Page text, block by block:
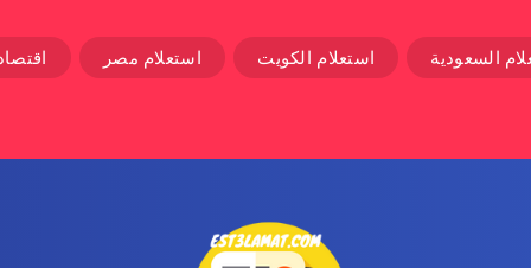
السعودية استعلام الكويت استعلام مصر